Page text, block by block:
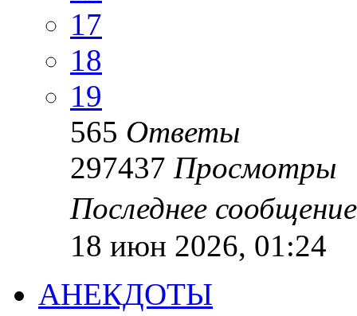
17
18
19
565 Ответы
297437 Просмотры
Последнее
18 июн 2026, 01:24
АНЕКДОТЫ